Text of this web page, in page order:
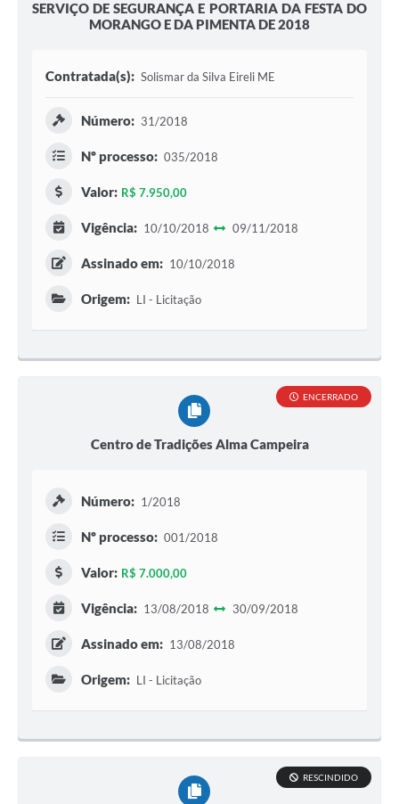
SERVIÇO DE SEGURANÇA E PORTARIA DA FESTA DO
MORANGO E DA PIMENTA DE 2018
Contratada(s): Solismar da Silva Eireli ME
Número: 31/2018
Nº processo: 035/2018
Valor: R$ 7.950,00
Vigência: 10/10/2018 09/11/2018
Assinado em: 10/10/2018
Origem: LI - Licitação
Centro de Tradições Alma Campeira
ENCERRADO
Número: 1/2018
Nº processo: 001/2018
Valor: R$ 7.000,00
Vigência: 13/08/2018 30/09/2018
Assinado em: 13/08/2018
Origem: LI - Licitação
RESCINDIDO